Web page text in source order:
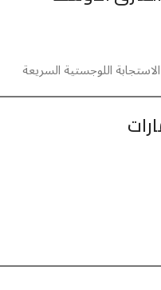
اللوجستية السريعة